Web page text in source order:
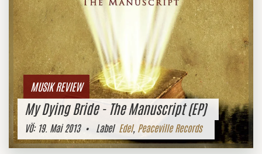
MUSIK REVIEW
My Dying Bride - The Manuscript (EP)
VÖ:19. Mai 2013• Label Edel, Peaceville Records